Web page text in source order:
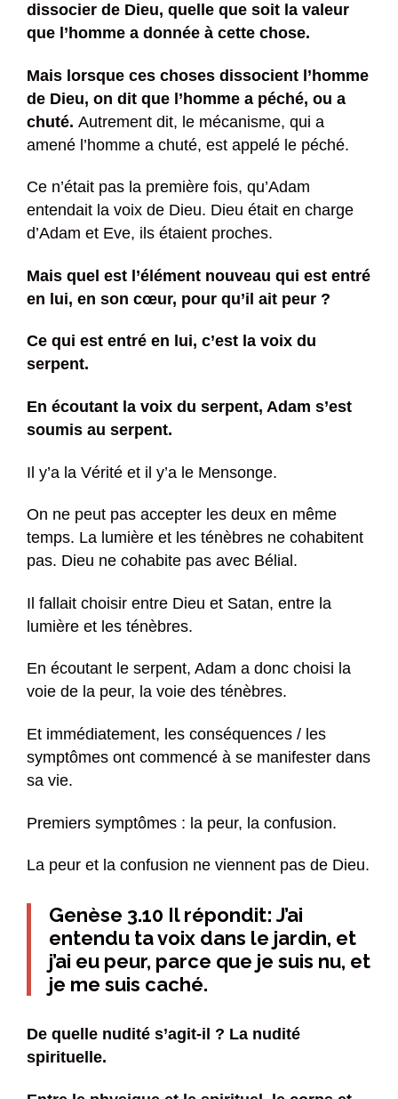
dissocier de Dieu, quelle que soit la valeur
que l’homme a donnée à cette chose.
Mais lorsque ces choses dissocient l’homme
de Dieu, on dit que l’homme a péché, ou a
chuté. Autrement dit, le mécanisme, qui a
amené l’homme a chuté, est appelé le péché.
Ce n’était pas la première fois, qu’Adam
entendait la voix de Dieu. Dieu était en charge
d’Adam et Eve, ils étaient proches.
Mais quel est l’élément nouveau qui est entré
en lui, en son cœur, pour qu’il ait peur ?
Ce qui est entré en lui, c’est la voix du
serpent.
En écoutant la voix du serpent, Adam s’est
soumis au serpent.
Il y’a la Vérité et il y’a le Mensonge.
On ne peut pas accepter les deux en même
temps. La lumière et les ténèbres ne cohabitent
pas. Dieu ne cohabite pas avec Bélial.
Il fallait choisir entre Dieu et Satan, entre la
lumière et les ténèbres.
En écoutant le serpent, Adam a donc choisi la
voie de la peur, la voie des ténèbres.
Et immédiatement, les conséquences / les
symptômes ont commencé à se manifester dans
sa vie.
Premiers symptômes : la peur, la confusion.
La peur et la confusion ne viennent pas de Dieu.
Genèse 3.10 Il répondit: J’ai
entendu ta voix dans le jardin, et
j’ai eu peur, parce que je suis nu, et
je me suis caché.
De quelle nudité s’agit-il ? La nudité
spirituelle.